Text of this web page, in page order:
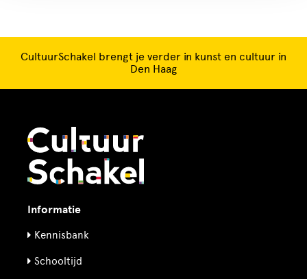
CultuurSchakel brengt je verder in kunst en cultuur in
Den Haag
Informatie
Kennisbank
Schooltijd